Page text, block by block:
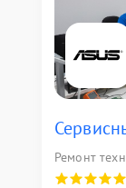
Ремонт